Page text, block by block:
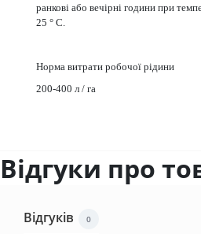
ранкові або вечірні години при
25 ° С.
Норма витрати робочої рідини
200-400 л / га
Відгуки про
Відгуків 0